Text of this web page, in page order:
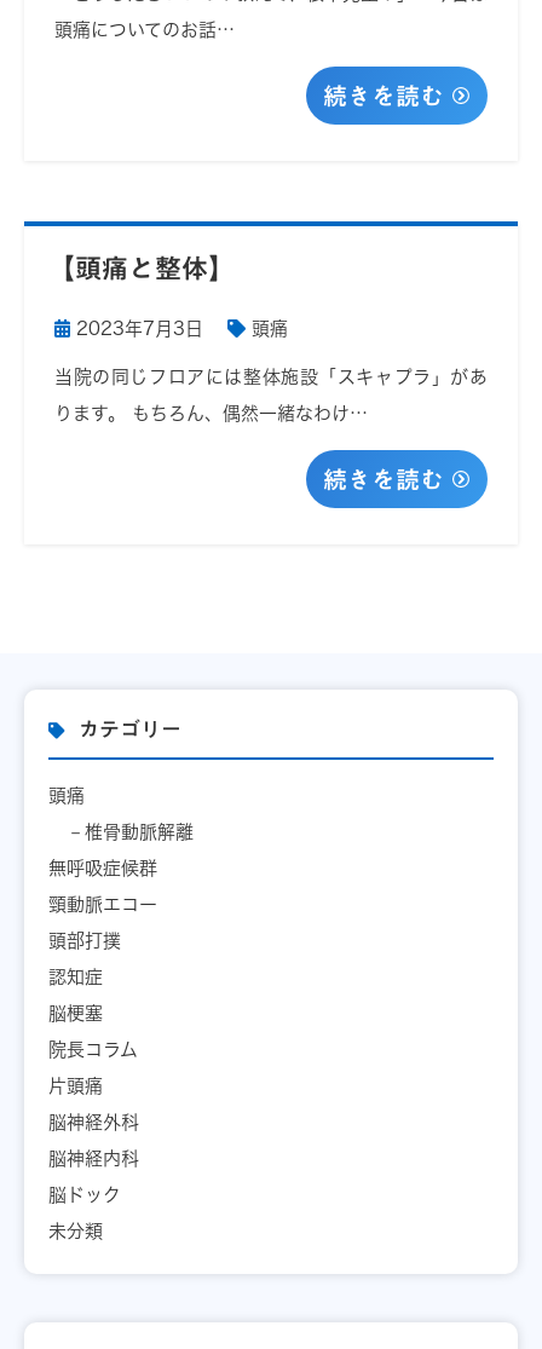
頭痛についてのお話…
続きを読む
【頭痛と整体】
2023年7月3日 頭痛
当院の同じフロアには整体施設「スキャプラ」があ
ります。 もちろん、偶然一緒なわけ…
続きを読む
カテゴリー
頭痛
椎骨動脈解離
無呼吸症候群
頸動脈エコー
頭部打撲
認知症
脳梗塞
院長コラム
片頭痛
脳神経外科
脳神経内科
脳ドック
未分類